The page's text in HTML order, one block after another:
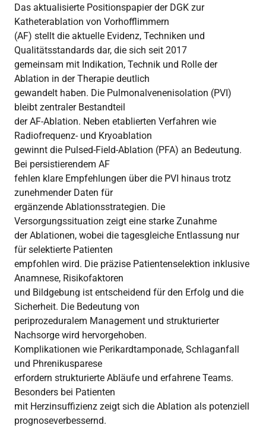
Das aktualisierte Positionspapier der DGK zur
Katheterablation von Vorhofflimmern
(AF) stellt die aktuelle Evidenz, Techniken und
Qualitätsstandards dar, die sich seit 2017
gemeinsam mit Indikation, Technik und Rolle der
Ablation in der Therapie deutlich
gewandelt haben. Die Pulmonalvenenisolation (PVI)
bleibt zentraler Bestandteil
der AF-Ablation. Neben etablierten Verfahren wie
Radiofrequenz- und Kryoablation
gewinnt die Pulsed-Field-Ablation (PFA) an Bedeutung.
Bei persistierendem AF
fehlen klare Empfehlungen über die PVI hinaus trotz
zunehmender Daten für
ergänzende Ablationsstrategien. Die
Versorgungssituation zeigt eine starke Zunahme
der Ablationen, wobei die tagesgleiche Entlassung nur
für selektierte Patienten
empfohlen wird. Die präzise Patientenselektion inklusive
Anamnese, Risikofaktoren
und Bildgebung ist entscheidend für den Erfolg und die
Sicherheit. Die Bedeutung von
periprozeduralem Management und strukturierter
Nachsorge wird hervorgehoben.
Komplikationen wie Perikardtamponade, Schlaganfall
und Phrenikusparese
erfordern strukturierte Abläufe und erfahrene Teams.
Besonders bei Patienten
mit Herzinsuffizienz zeigt sich die Ablation als potenziell
prognoseverbessernd.